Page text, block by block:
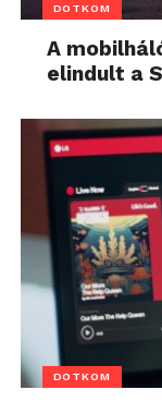
DOTKOM
A
elindult a
DOTKOM